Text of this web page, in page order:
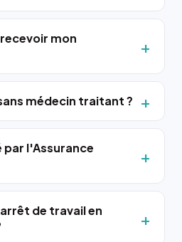
mon
médecin traitant ?
l'Assurance
de travail en